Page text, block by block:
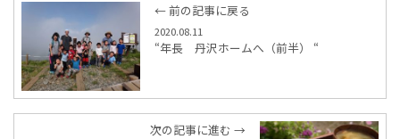
← 前の記事に戻る
2020.08.11
“年長 丹沢ホームへ（前半） “
次の記事に進む →